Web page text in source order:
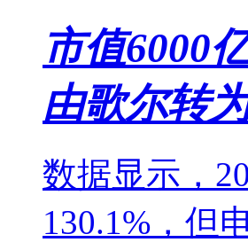
市值6000
由歌尔转
数据显示，
130.1%，但